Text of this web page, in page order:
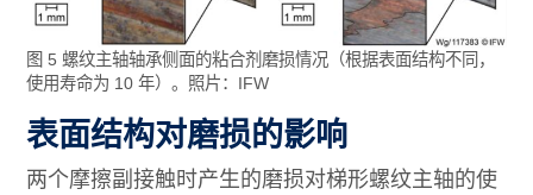
图 5 螺纹主轴轴承侧面的粘合剂磨损情况（根据表面结构不同，
使用寿命为 10 年）。照片：IFW
表面结构对磨损的影响
两个摩擦副接触时产生的磨损对梯形螺纹主轴的使